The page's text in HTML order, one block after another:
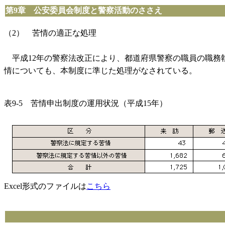
第9章 公安委員会制度と警察活動のささえ
（2） 苦情の適正な処理
平成12年の警察法改正により、都道府県警察の職員の職
情についても、本制度に準じた処理がなされている。
表9-5 苦情申出制度の運用状況（平成15年）
Excel形式のファイルはこちら